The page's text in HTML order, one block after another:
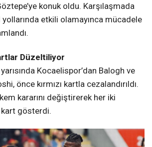
konuk oldu. Karşılaşmada
etkili olamayınca mücadele
Düzeltiliyor
Kocaelispor’dan Balogh ve
önce kırmızı kartla cezalandırıldı.
kararını değiştirerek her iki
kart gösterdi.